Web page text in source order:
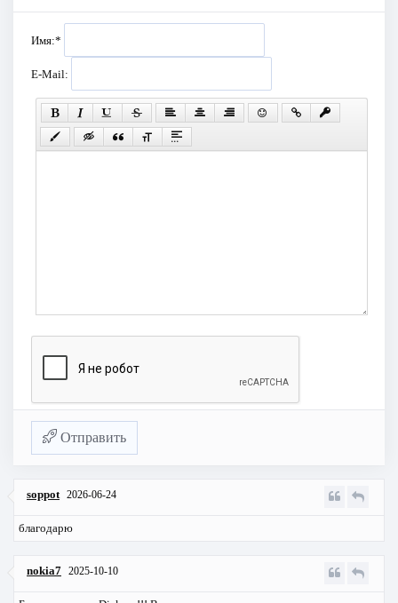
Имя:*
E-Mail:
Отправить
soppot 2026-06-24
благодарю
nokia7 2025-10-10